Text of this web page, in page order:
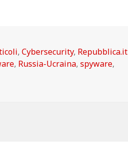
,Cybersecurity, Repubblica.it
, Russia-Ucraina,spyware,